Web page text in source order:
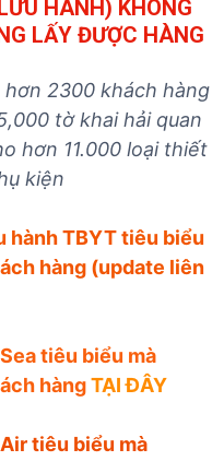
HÀNH) KHÔNG
LẤY ĐƯỢC HÀNG
2300 khách hàng
tờ khai hải quan
hơn 11.000 loại thiết
kiện
hành TBYT tiêu biểu
hàng (update liên
tiêu biểu mà
hàngTẠI ĐÂY
tiêu biểu mà